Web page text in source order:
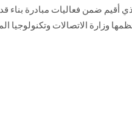
أقيم ضمن فعاليات مبادرة بناء
وزارة الاتصالات وتكنولوجيا